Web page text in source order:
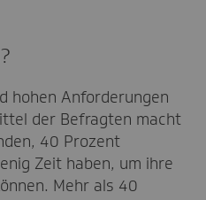
hohen Anforderungen
der Befragten macht
40 Prozent
Zeit haben, um ihre
Mehr als 40